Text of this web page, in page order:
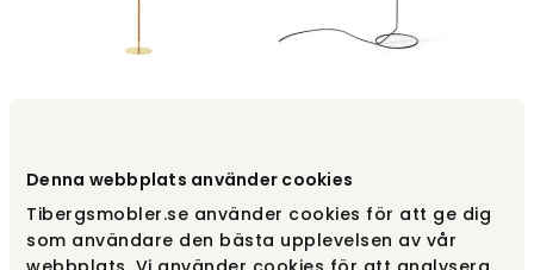
Denna webbplats använder cookies
Tibergsmobler.se använder cookies för att ge dig
som användare den bästa upplevelsen av vår
9 920 kr 2 850 kr